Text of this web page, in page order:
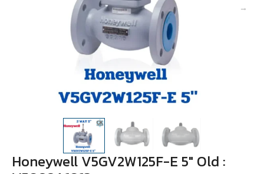
Honeywell V5GV2W125F-E 5″ Old :